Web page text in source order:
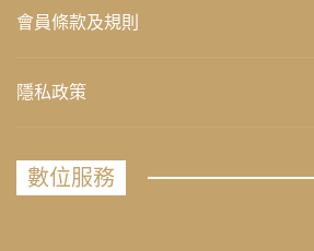
會員條款及規則
隱私政策
數位服務